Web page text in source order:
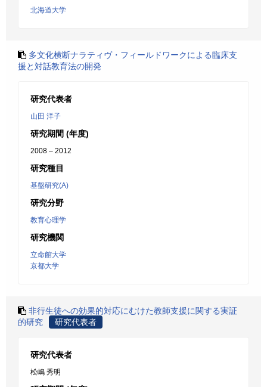
北海道大学
多文化横断ナラティヴ・フィールドワークによる臨床支
援と対話教育法の開発
研究代表者
山田 洋子
研究期間 (年度)
2008 – 2012
研究種目
基盤研究(A)
研究分野
教育心理学
研究機関
立命館大学
京都大学
非行生徒への効果的対応にむけた教師支援に関する実証
的研究
研究代表者
研究代表者
松嶋 秀明